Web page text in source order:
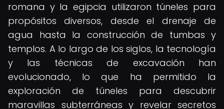
romana y la egipcia utilizaron túneles para
propósitos diversos, desde el drenaje de
agua hasta la construcción de tumbas y
templos. A lo largo de los siglos, la tecnología
y las técnicas de excavación han
evolucionado, lo que ha permitido la
exploración de túneles para descubrir
maravillas subterráneas y revelar secretos